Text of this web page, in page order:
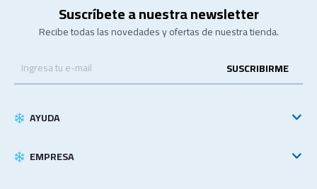
Suscríbete a nuestra newsletter
Recibe todas las novedades y ofertas de nuestra tienda.
SUSCRIBIRME
AYUDA
EMPRESA